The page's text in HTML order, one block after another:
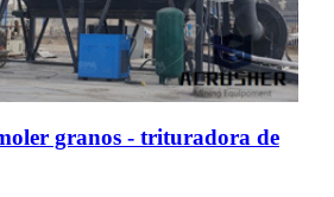
granos - trituradora de